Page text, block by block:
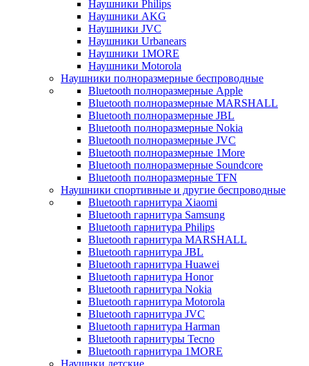
Наушники Philips
Наушники AKG
Наушники JVC
Наушники Urbanears
Наушники 1MORE
Наушники Motorola
Наушники полноразмерные беспроводные
Bluetooth полноразмерные Apple
Bluetooth полноразмерные MARSHALL
Bluetooth полноразмерные JBL
Bluetooth полноразмерные Nokia
Bluetooth полноразмерные JVC
Bluetooth полноразмерные 1More
Bluetooth полноразмерные Soundcore
Bluetooth полноразмерные TFN
Наушники спортивные и другие беспроводные
Bluetooth гарнитура Xiaomi
Bluetooth гарнитура Samsung
Bluetooth гарнитура Philips
Bluetooth гарнитура MARSHALL
Bluetooth гарнитура JBL
Bluetooth гарнитура Huawei
Bluetooth гарнитура Honor
Bluetooth гарнитура Nokia
Bluetooth гарнитура Motorola
Bluetooth гарнитура JVC
Bluetooth гарнитура Harman
Bluetooth гарнитуры Tecno
Bluetooth гарнитура 1MORE
Наушнки детские